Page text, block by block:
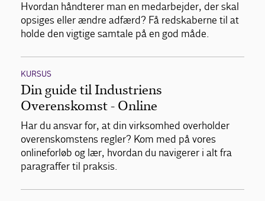
Hvordan håndterer man en medarbejder, der skal
opsiges eller ændre adfærd? Få redskaberne til at
holde den vigtige samtale på en god måde.
KURSUS
Din guide til Industriens
Overenskomst - Online
Har du ansvar for, at din virksomhed overholder
overenskomstens regler? Kom med på vores
onlineforløb og lær, hvordan du navigerer i alt fra
paragraffer til praksis.